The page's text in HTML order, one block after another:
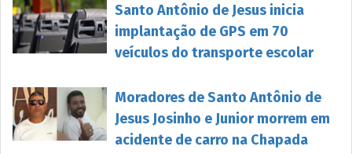
Santo Antônio de Jesus inicia
implantação de GPS em 70
veículos do transporte escolar
Moradores de Santo Antônio de
Jesus Josinho e Junior morrem em
acidente de carro na Chapada